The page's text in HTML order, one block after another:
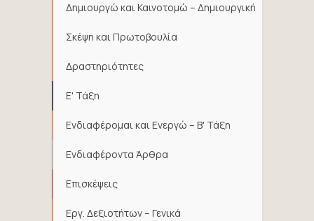
Δημιουργώ και Καινοτομώ – Δημιουργική
Σκέψη και Πρωτοβουλία
Δραστηριότητες
Ε' Τάξη
Ενδιαφέρομαι και Ενεργώ – Β' Τάξη
Ενδιαφέροντα Άρθρα
Επισκέψεις
Εργ. Δεξιοτήτων – Γενικά